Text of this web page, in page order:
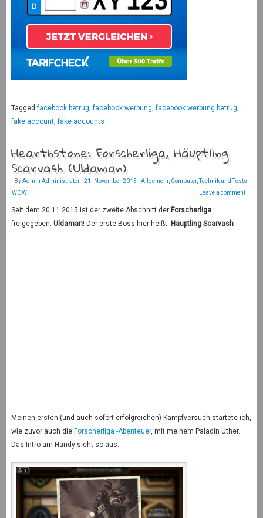
Taggedfacebook betrug,facebook werbung,facebook werbung betrug,
fake account,fake accounts
Hearthstone: Forscherliga, Häuptling
Scarvash (Uldaman)
ByAdmin Administrator 21. November 2015 Allgemein Computer,Technik und Tests
WOW
Leave a comment
Seit dem 20.11.2015 ist der zweite Abschnitt der Forscherliga
freigegeben: Uldaman! Der erste Boss hier heißt: Häuptling Scarvash
Meinen ersten (und auch sofort erfolgreichen) Kampfversuch startete ich,
wie zuvor auch die Forscherliga -Abenteuer, mit meinem Paladin Uther.
Das Intro am Handy sieht so aus: